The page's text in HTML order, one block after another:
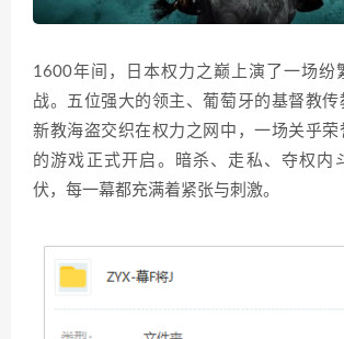
1600年间，日本权力之巅上演了一场纷
战。五位强大的领主、葡萄牙的基督教传
新教海盗交织在权力之网中，一场关乎
的游戏正式开启。暗杀、走私、夺权内
伏，每一幕都充满着紧张与刺激。